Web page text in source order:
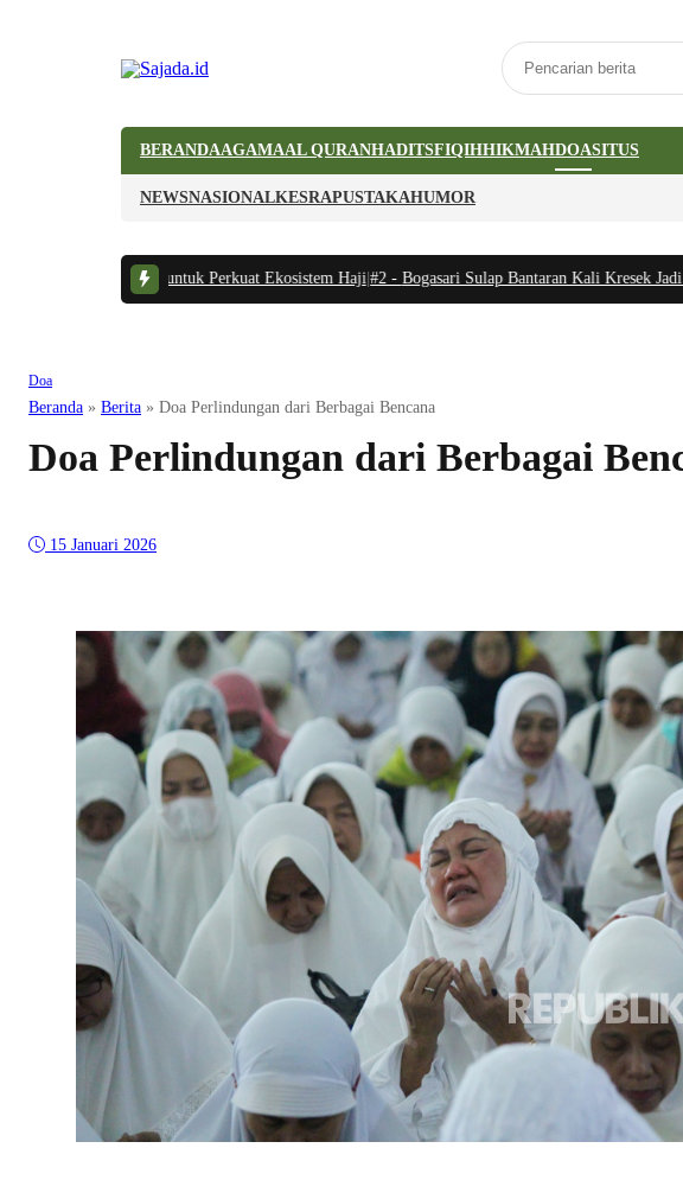
BERANDAAGAMAAL QURANHADITSFIQIHHIKMAHDOASITUS
NEWSNASIONALKESRAPUSTAKAHUMOR
Arab Saudi untuk Perkuat Ekosistem Haji|#2 -Bogasari Sulap Bantaran Kali Kresek Jadi
Doa
Beranda » Berita » Doa Perlindungan dari Berbagai Bencana
Doa Perlindungan dari Berbagai
15 Januari 2026